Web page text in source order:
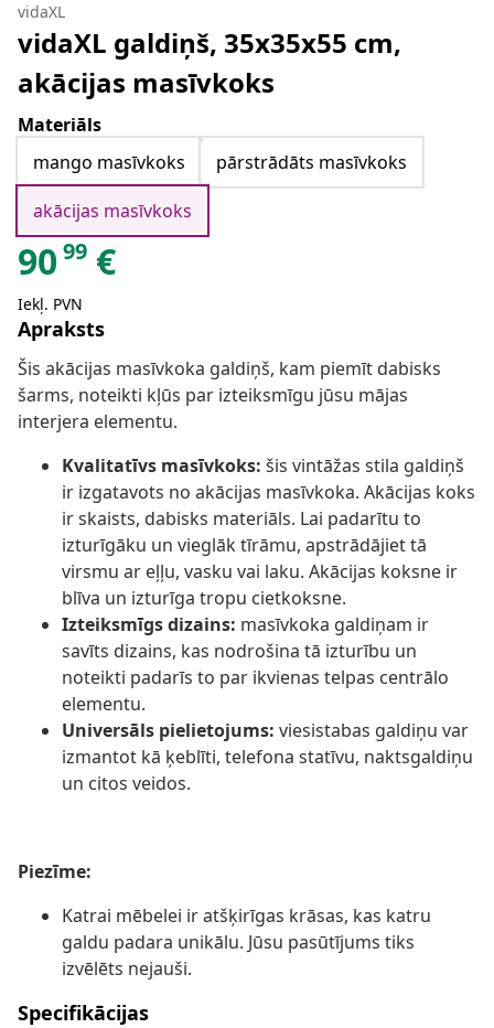
vidaXL
vidaXL galdiņš, 35x35x55 cm,
akācijas masīvkoks
Materiāls
mango masīvkoks
pārstrādāts masīvkoks
akācijas masīvkoks
9099 €
Iekļ. PVN
Apraksts
Šis akācijas masīvkoka galdiņš, kam piemīt dabisks
šarms, noteikti kļūs par izteiksmīgu jūsu mājas
interjera elementu.
Kvalitatīvs masīvkoks: šis vintāžas stila galdiņš
ir izgatavots no akācijas masīvkoka. Akācijas koks
ir skaists, dabisks materiāls. Lai padarītu to
izturīgāku un vieglāk tīrāmu, apstrādājiet tā
virsmu ar eļļu, vasku vai laku. Akācijas koksne ir
blīva un izturīga tropu cietkoksne.
Izteiksmīgs dizains: masīvkoka galdiņam ir
savīts dizains, kas nodrošina tā izturību un
noteikti padarīs to par ikvienas telpas centrālo
elementu.
Universāls pielietojums: viesistabas galdiņu var
izmantot kā ķeblīti, telefona statīvu, naktsgaldiņu
un citos veidos.
Piezīme:
Katrai mēbelei ir atšķirīgas krāsas, kas katru
galdu padara unikālu. Jūsu pasūtījums tiks
izvēlēts nejauši.
Specifikācijas